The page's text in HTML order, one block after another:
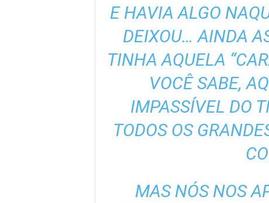
E HAVIA ALGO
DEIXOU… AINDA
TINHA AQUELA
VOCÊ SABE,
IMPASSÍVEL DO
TODOS OS
MAS NÓS NOS